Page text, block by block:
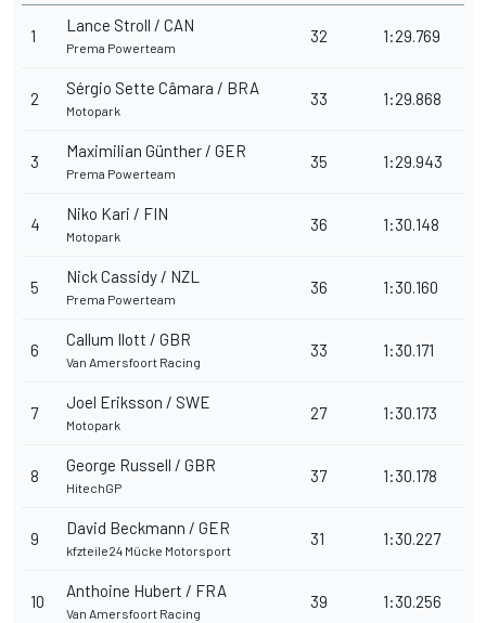
1
Lance Stroll / CAN
Prema Powerteam
32 1:29.769
2
Sérgio Sette Câmara / BRA
Motopark
33 1:29.868
3
Maximilian Günther / GER
Prema Powerteam
35 1:29.943
4
Niko Kari / FIN
Motopark
36 1:30.148
5
Nick Cassidy / NZL
Prema Powerteam
36 1:30.160
6
Callum Ilott / GBR
Van Amersfoort Racing
33 1:30.171
7
Joel Eriksson / SWE
Motopark
27 1:30.173
8
George Russell / GBR
HitechGP
37 1:30.178
9
David Beckmann / GER
kfzteile24 Mücke Motorsport
31 1:30.227
10
Anthoine Hubert / FRA
Van Amersfoort Racing
39 1:30.256